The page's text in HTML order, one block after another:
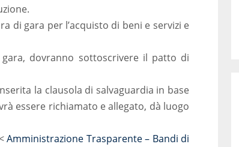
di gara per l’acquisto di beni e servizi e
dovranno sottoscrivere il patto di
la clausola di salvaguardia in base
essere richiamato e allegato, dà luogo
Amministrazione Trasparente – Bandi di